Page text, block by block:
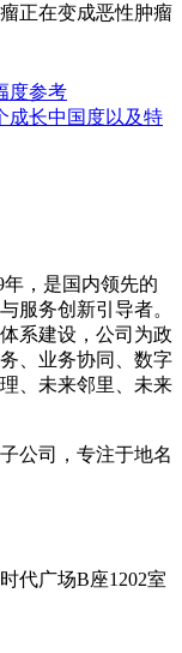
正在变成恶性肿瘤
度参考
成长中国度以及特
，是国内领先的
服务创新引导者。
系建设，公司为政
、业务协同、数字
、未来邻里、未来
公司，专注于地名
代广场B座1202室